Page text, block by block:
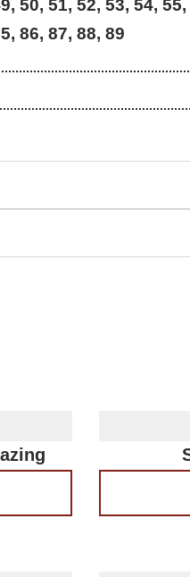
50, 51, 52, 53, 54,
86, 87, 88, 89